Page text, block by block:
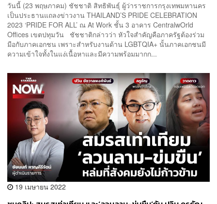
วันนี้ (23 พฤษภาคม) ชัชชาติ สิทธิพันธุ์ ผู้ว่าราชการกรุงเทพมหานคร
เป็นประธานแถลงข่าวงาน THAILAND’S PRIDE CELEBRATION
2023 ‘PRIDE FOR ALL’ ณ At Work ชั้น 3 อาคาร CentralwOrld
Offices เขตปทุมวัน ชัชชาติกล่าวว่า หัวใจสำคัญคือภาครัฐต้องร่วม
มือกับภาคเอกชน เพราะสำหรับงานด้าน LGBTQIA+ นั้นภาคเอกชนมี
ความเข้าใจทั้งในแง่เนื้อหาและมีความพร้อมมากก...
19 เมษายน 2022